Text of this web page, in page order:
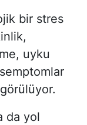
bir stres
uyku
da yol